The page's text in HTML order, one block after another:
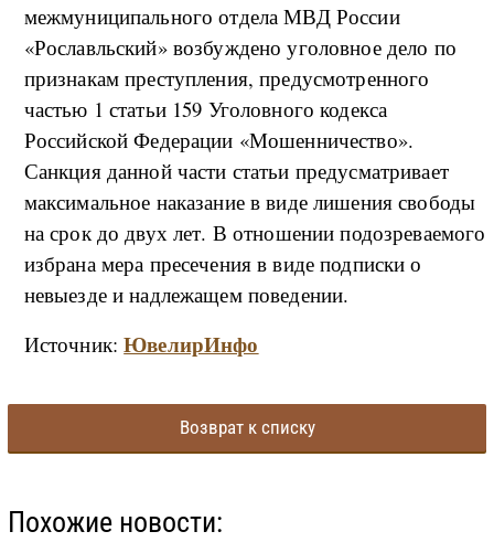
межмуниципального отдела МВД России
«Рославльский» возбуждено уголовное дело по
признакам преступления, предусмотренного
частью 1 статьи 159 Уголовного кодекса
Российской Федерации «Мошенничество».
Санкция данной части статьи предусматривает
максимальное наказание в виде лишения свободы
на срок до двух лет. В отношении подозреваемого
избрана мера пресечения в виде подписки о
невыезде и надлежащем поведении.
Источник:ЮвелирИнфо
Возврат к списку
Похожие новости: